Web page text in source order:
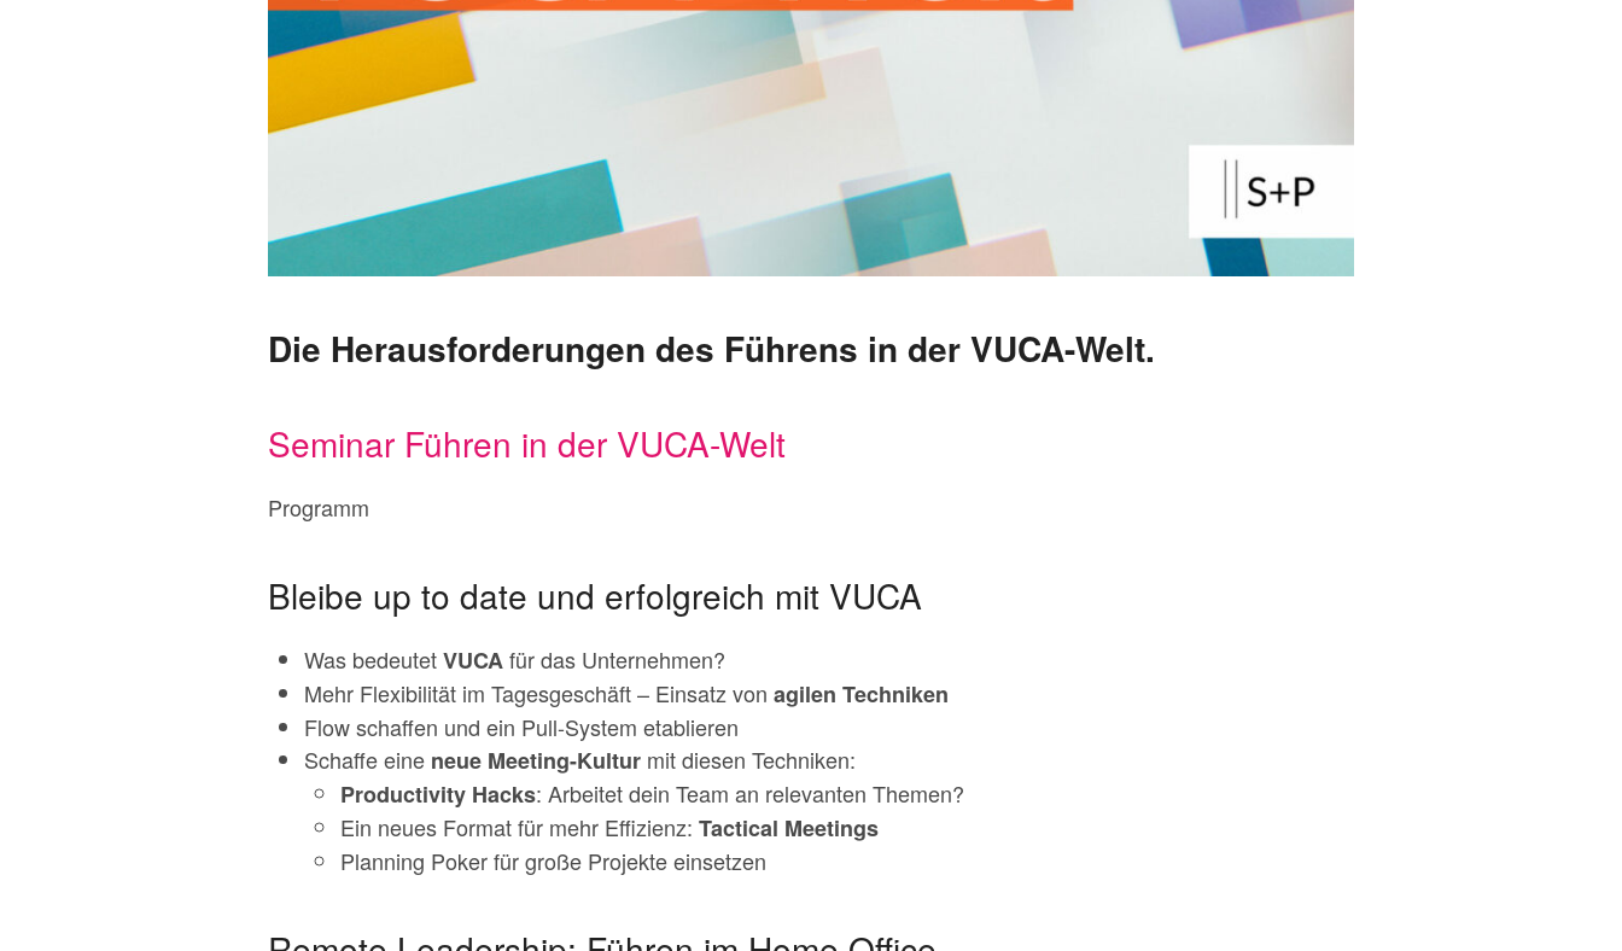
Die Herausforderungen des Führens in der VUCA-Welt.
Seminar Führen in der VUCA-Welt
Programm
Bleibe up to date und erfolgreich mit VUCA
Was bedeutetVUCAfür das Unternehmen?
Mehr Flexibilität im Tagesgeschäft – Einsatz von agilen Techniken
Flow schaffen und ein Pull-System etablieren
Schaffe eine neue Meeting-Kultur mit diesen Techniken:
Productivity Hacks: Arbeitet dein Team an relevanten Themen?
Ein neues Format für mehr Effizienz: Tactical Meetings
Planning Poker für große Projekte einsetzen